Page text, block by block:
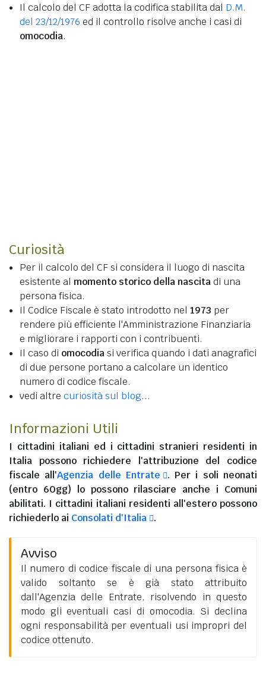
Il calcolo del CF adotta la codifica stabilita dal D.M.
del 23/12/1976 ed il controllo risolve anche i casi di
omocodia.
Curiosità
Per il calcolo del CF si considera il luogo di nascita
esistente al momento storico della nascitadi una
persona fisica.
Il Codice Fiscale è stato introdotto nel 1973 per
rendere più efficiente l'Amministrazione Finanziaria
e migliorare i rapporti con i contribuenti.
Il caso di omocodiasi verifica quando i dati anagrafici
di due persone portano a calcolare un identico
numero di codice fiscale.
vedi altre curiosità sul blog...
Informazioni Utili
I cittadini italiani ed i cittadini stranieri residenti in
Italia possono richiedere l'attribuzione del codice
fiscale all'Agenzia delle Entrate
. Per i soli neonati
(entro 60gg) lo possono rilasciare anche i Comuni
abilitati. I cittadini italiani residenti all'esteropossono
richiederlo ai Consolati d'Italia .
Avviso
Il numero di codice fiscale di una persona fisica è
valido soltanto se è già stato attribuito
dall'Agenzia delle Entrate, risolvendo in questo
modo gli eventuali casi di omocodia. Si declina
ogni responsabilità per eventuali usi impropri del
codice ottenuto.